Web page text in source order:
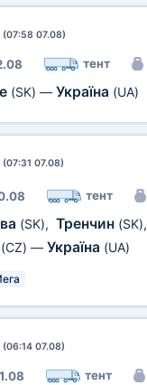
(07:58 07.08)
тент
(SK) — Україна (UA)
(07:31 07.08)
тент
(SK), Тренчин (SK),
(CZ) — Україна (UA)
(06:14 07.08)
тент